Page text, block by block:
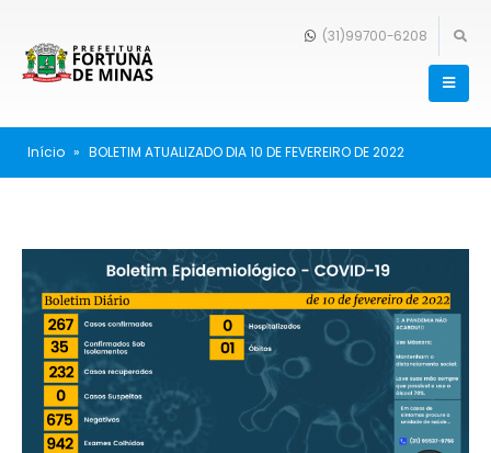
(31)99700-6208
Início » BOLETIM ATUALIZADO DIA 10 DE FEVEREIRO DE 2022